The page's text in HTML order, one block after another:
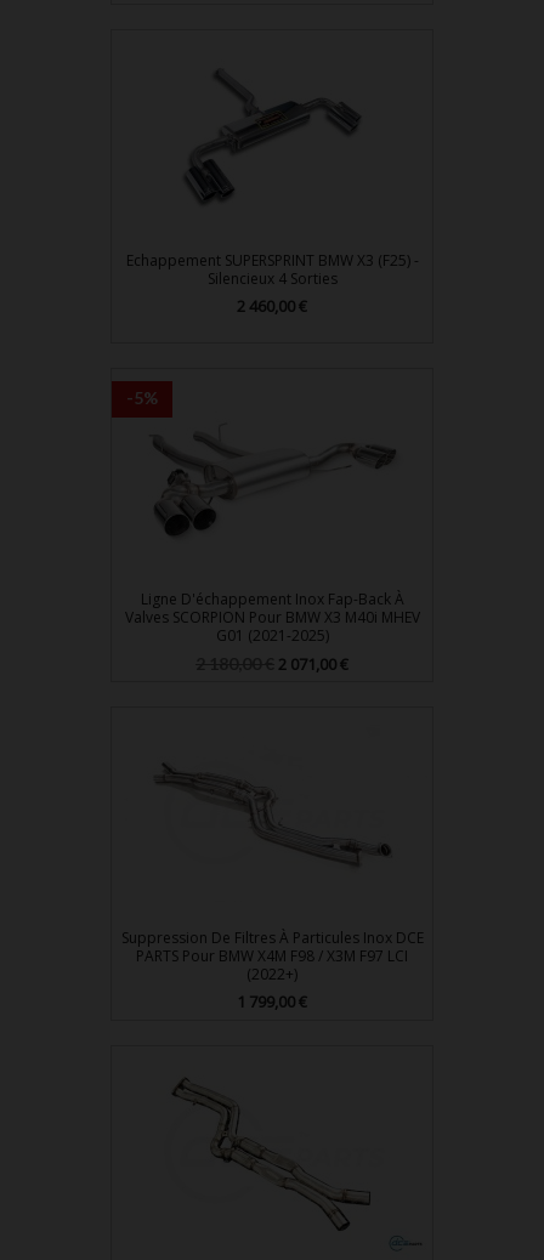
Echappement SUPERSPRINT BMW X3 (F25) -
Silencieux 4 Sorties
Prix
2 460,00 €
Ligne D'échappement Inox Fap-Back À
Valves SCORPION Pour BMW X3 M40i MHEV
G01 (2021-2025)
Prix
2 071,00 €
-5%
Suppression De Filtres À Particules Inox DCE
PARTS Pour BMW X4M F98 / X3M F97 LCI
(2022+)
Prix
1 799,00 €